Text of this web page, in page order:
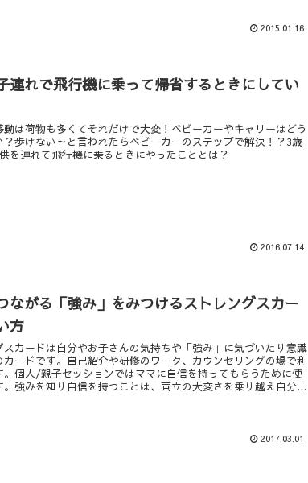
2015.01.16
連れで飛行機に乗って帰省するときにしてい
動は荷物も多くてそれだけで大変！ベビーカーやキャリーはどう
？歩けない～と言われたらベビーカーのステップで解決！？3歳
を連れて飛行機に乗るときにやったこととは？
2016.07.14
ながる「強み」をみつけるストレングスカー
方
スカードは自分やお子さんの気持ちや「強み」に気づいたり意識
カードです。自己紹介や研修のワーク、カウンセリングの場で利
。個人/親子セッションではママに自信を持ってもらうために使
。強みを知り自信を持つことは、両立の大変さを乗り越え自分ら
2017.03.01